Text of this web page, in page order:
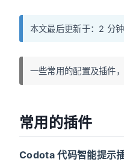
本文最后更新于：2 分
一些常用的配置及插件
常用的插件
Codota 代码智能提示